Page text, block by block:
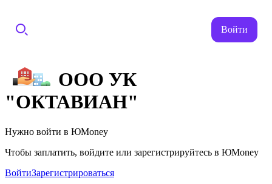
Войти
ООО УК
"ОКТАВИАН"
Нужно войти в ЮMoney
Чтобы заплатить, войдите или зарегистрируйтесь в ЮMoney
ВойтиЗарегистрироваться